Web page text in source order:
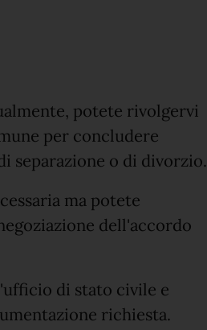
potete rivolgervi
per concludere
separazione o di divorzio.
ma potete
dell'accordo
di stato civile e
richiesta.